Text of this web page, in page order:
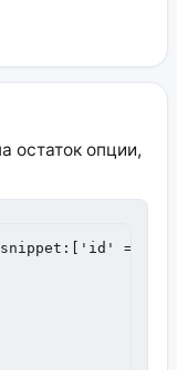
остаток опции,
=>